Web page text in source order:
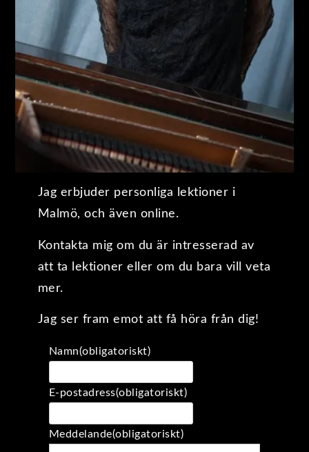
Jag erbjuder personliga lektioner i
Malmö, och även online.
Kontakta mig om du är intresserad av
att ta lektioner eller om du bara vill veta
mer.
Jag ser fram emot att få höra från dig!
Namn(obligatoriskt)
E-postadress(obligatoriskt)
Meddelande(obligatoriskt)